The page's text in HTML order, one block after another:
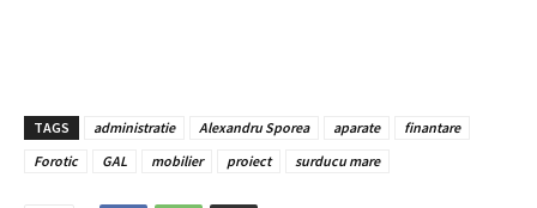
TAGS administratie Alexandru Sporea aparate
finantare
Forotic
GAL mobilier proiect surducu mare